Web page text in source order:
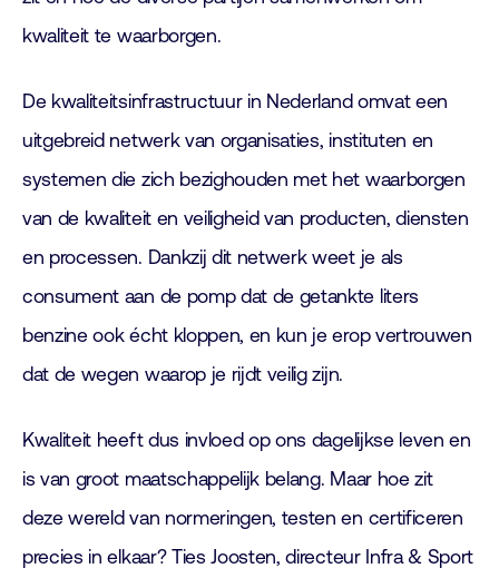
kwaliteit te waarborgen.
De kwaliteitsinfrastructuur in Nederland omvat een
uitgebreid netwerk van organisaties, instituten en
systemen die zich bezighouden met het waarborgen
van de kwaliteit en veiligheid van producten, diensten
en processen. Dankzij dit netwerk weet je als
consument aan de pomp dat de getankte liters
benzine ook écht kloppen, en kun je erop vertrouwen
dat de wegen waarop je rijdt veilig zijn.
Kwaliteit heeft dus invloed op ons dagelijkse leven en
is van groot maatschappelijk belang. Maar hoe zit
deze wereld van normeringen, testen en certificeren
precies in elkaar? Ties Joosten, directeur Infra & Sport